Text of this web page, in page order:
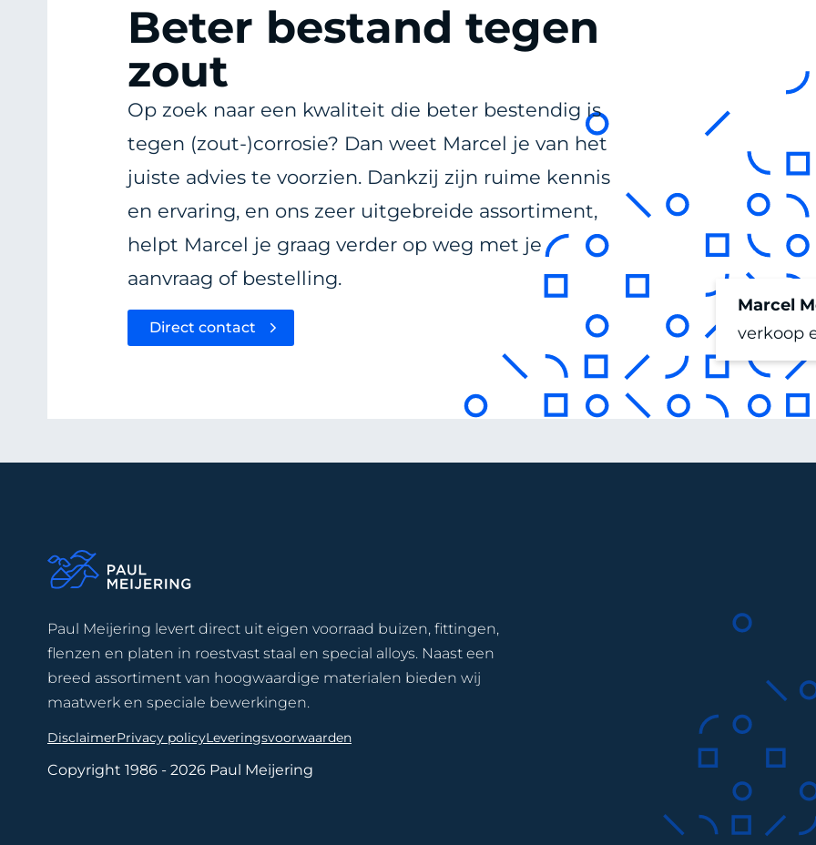
Beter bestand tegen
zout
Op zoek naar een kwaliteit die beter bestendig is
tegen (zout-)corrosie? Dan weet Marcel je van het
juiste advies te voorzien. Dankzij zijn ruime kennis
en ervaring, en ons zeer uitgebreide assortiment,
helpt Marcel je graag verder op weg met je
aanvraag of bestelling.
Direct contact
Marcel
verkoop
Paul Meijering levert direct uit eigen voorraad buizen, fittingen,
flenzen en platen in roestvast staal en special alloys. Naast een
breed assortiment van hoogwaardige materialen bieden wij
maatwerk en speciale bewerkingen.
DisclaimerPrivacy policyLeveringsvoorwaarden
Copyright 1986 - 2026 Paul Meijering